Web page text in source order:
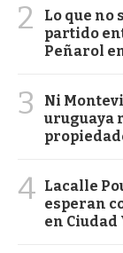
2
Lo que no
partido
Peñarol
3
Ni
uruguaya
4 Lacalle
esperan
en Ciudad